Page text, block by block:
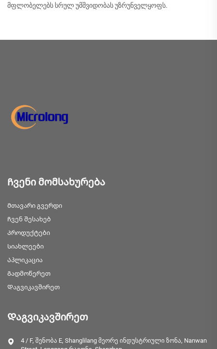
მფლობელებს სრულ უმშვიდობას უზრუნველყოფს.
Ჩვენი მომსახურება
Მთავარი გვერდი
Ჩვენ შესახებ
Პროდუქტები
Სიახლეები
Აპლიკაცია
Გადმოწერეთ
Დაგვიკავშირეთ
Დაგვიკავშირეთ
4 / F, შენობა E, Shanglilang მეორე ინდუსტრიული ზონა, Nanwan